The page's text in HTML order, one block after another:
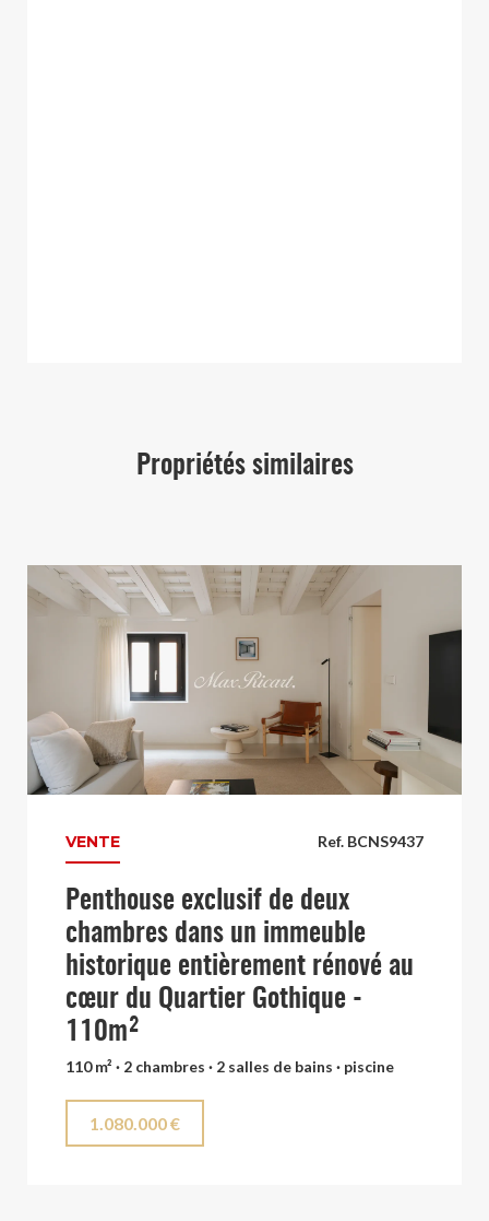
Propriétés similaires
Ref. BCNS9437
VENTE
Penthouse exclusif de deux
chambres dans un immeuble
historique entièrement rénové au
cœur du Quartier Gothique -
110m²
110 m² · 2 chambres · 2 salles de bains · piscine
1.080.000 €